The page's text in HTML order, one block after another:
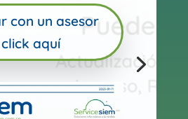
con un asesor
click aquí